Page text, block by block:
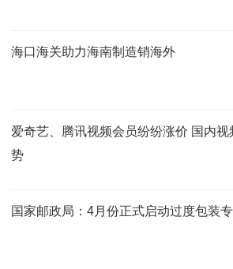
海口海关助力海南制造销海外
爱奇艺、腾讯视频会员纷纷涨价 国内
势
国家邮政局：4月份正式启动过度包装